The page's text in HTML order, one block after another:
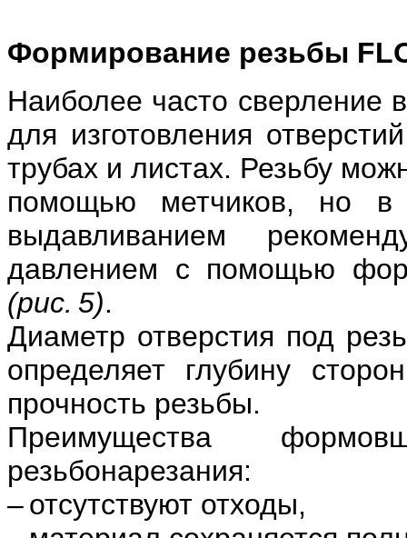
Формирование резьбы
Наиболее часто сверление
для изготовления
трубах и листах. Резьбу
помощью метчиков, но в
выдавливанием
давлением с помощью
(рис. 5).
Диаметр отверстия под
определяет глубину
прочность резьбы.
Преимущества
резьбонарезания:
– отсутствуют отходы,